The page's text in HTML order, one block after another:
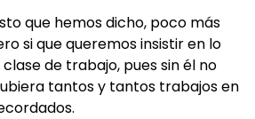
que hemos dicho, poco más
si que queremos insistir en lo
de trabajo, pues sin él no
tantos y tantos trabajos en